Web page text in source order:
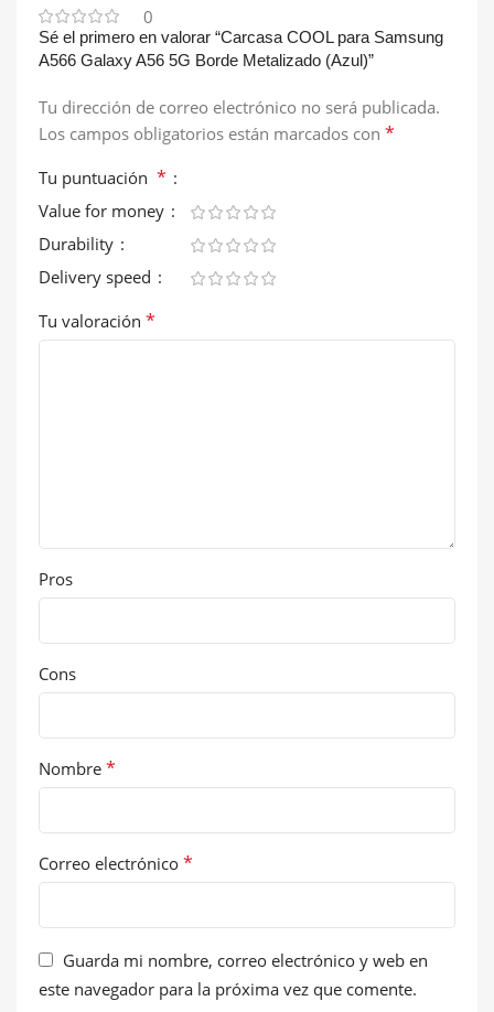
0
Sé el primero en valorar “Carcasa COOL para Samsung
A566 Galaxy A56 5G Borde Metalizado (Azul)”
Tu dirección de correo electrónico no será publicada.
Los campos obligatorios están marcados con *
Tu puntuación *
Value for money
Durability
Delivery speed
Tu valoración *
Pros
Cons
Nombre *
Correo electrónico *
Guarda mi nombre, correo electrónico y web en
este navegador para la próxima vez que comente.